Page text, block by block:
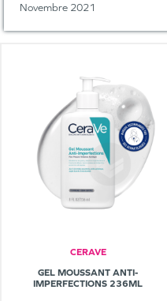
Novembre 2021
CERAVE
GEL MOUSSANT ANTI-
IMPERFECTIONS 236ML